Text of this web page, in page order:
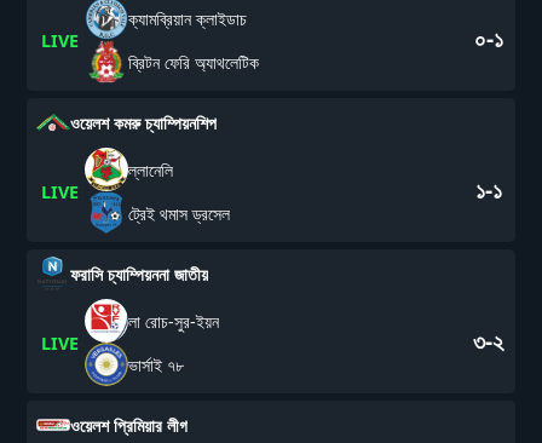
LIVE
ক্যামব্রিয়ান ক্লাইডাচ
ব্রিটন ফেরি অ্যাথলেটিক
০-১
ওয়েলশ কমরু চ্যাম্পিয়নশিপ
LIVE
ল্লানেলি
ট্রেই থমাস ড্রসেল
১-১
ফরাসি চ্যাম্পিয়ননা জাতীয়
LIVE
লা রোচ-সুর-ইয়ন
ভার্সাই ৭৮
৩-২
ওয়েলশ প্রিমিয়ার লীগ